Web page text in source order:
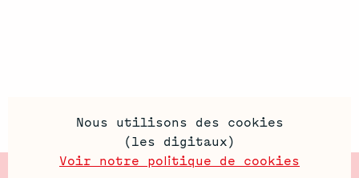
Nous utilisons des cookies
(les digitaux)
Voir notre politique de cookies